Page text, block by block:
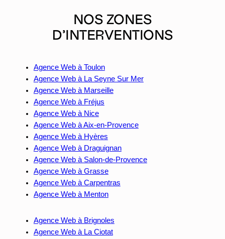
NOS ZONES
D’INTERVENTIONS
Agence Web à Toulon
Agence Web à La Seyne Sur Mer
Agence Web à Marseille
Agence Web à Fréjus
Agence Web à Nice
Agence Web à Aix-en-Provence
Agence Web à Hyères
Agence Web à Draguignan
Agence Web à Salon-de-Provence
Agence Web à Grasse
Agence Web à Carpentras
Agence Web à Menton
Agence Web à Brignoles
Agence Web à La Ciotat